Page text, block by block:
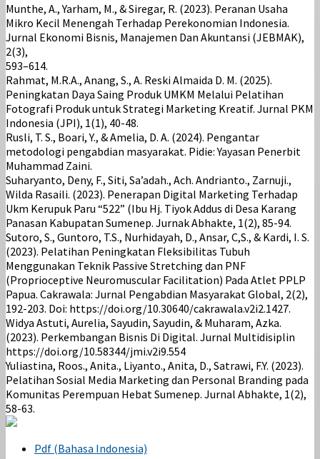
Munthe, A., Yarham, M., & Siregar, R. (2023). Peranan Usaha
Mikro Kecil Menengah Terhadap Perekonomian Indonesia.
Jurnal Ekonomi Bisnis, Manajemen Dan Akuntansi (JEBMAK),
2(3),
593–614.
Rahmat, M.R.A., Anang, S., A. Reski Almaida D. M. (2025).
Peningkatan Daya Saing Produk UMKM Melalui Pelatihan
Fotografi Produk untuk Strategi Marketing Kreatif. Jurnal PKM
Indonesia (JPI), 1(1), 40-48.
Rusli, T. S., Boari, Y., & Amelia, D. A. (2024). Pengantar
metodologi pengabdian masyarakat. Pidie: Yayasan Penerbit
Muhammad Zaini.
Suharyanto, Deny, F., Siti, Sa’adah., Ach. Andrianto., Zarnuji.,
Wilda Rasaili. (2023). Penerapan Digital Marketing Terhadap
Ukm Kerupuk Paru “522” (Ibu Hj. Tiyok Addus di Desa Karang
Panasan Kabupatan Sumenep. Jurnak Abhakte, 1(2), 85-94.
Sutoro, S., Guntoro, T.S., Nurhidayah, D., Ansar, C,S., & Kardi, I. S.
(2023). Pelatihan Peningkatan Fleksibilitas Tubuh
Menggunakan Teknik Passive Stretching dan PNF
(Proprioceptive Neuromuscular Facilitation) Pada Atlet PPLP
Papua. Cakrawala: Jurnal Pengabdian Masyarakat Global, 2(2),
192-203. Doi: https://doi.org/10.30640/cakrawala.v2i2.1427.
Widya Astuti, Aurelia, Sayudin, Sayudin, & Muharam, Azka.
(2023). Perkembangan Bisnis Di Digital. Jurnal Multidisiplin
https://doi.org/10.58344/jmi.v2i9.554
Yuliastina, Roos., Anita., Liyanto., Anita, D., Satrawi, F.Y. (2023).
Pelatihan Sosial Media Marketing dan Personal Branding pada
Komunitas Perempuan Hebat Sumenep. Jurnal Abhakte, 1(2),
58-63.
Pdf (Bahasa Indonesia)